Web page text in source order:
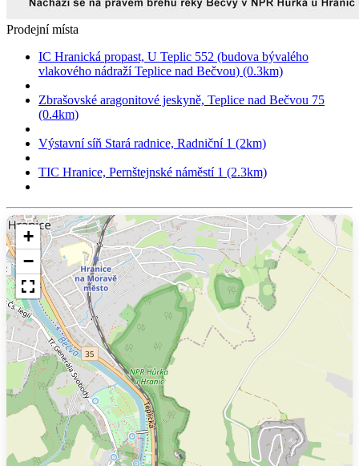
Prodejní místa
IC Hranická propast, U Teplic 552 (budova bývalého
vlakového nádraží Teplice nad Bečvou) (0.3km)
Zbrašovské aragonitové jeskyně, Teplice nad Bečvou 75
(0.4km)
Výstavní síň Stará radnice, Radniční 1 (2km)
TIC Hranice, Pernštejnské náměstí 1 (2.3km)
+
−